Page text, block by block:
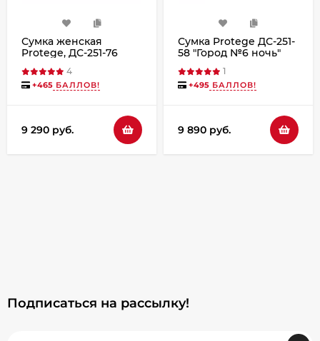
Сумка женская
Protege, ДС-251-76
4
+465 БАЛЛОВ!
9 290 руб.
Сумка Protege ДС-251-
58 "Город №6 ночь"
1
+495 БАЛЛОВ!
9 890 руб.
Подписаться на рассылкy!